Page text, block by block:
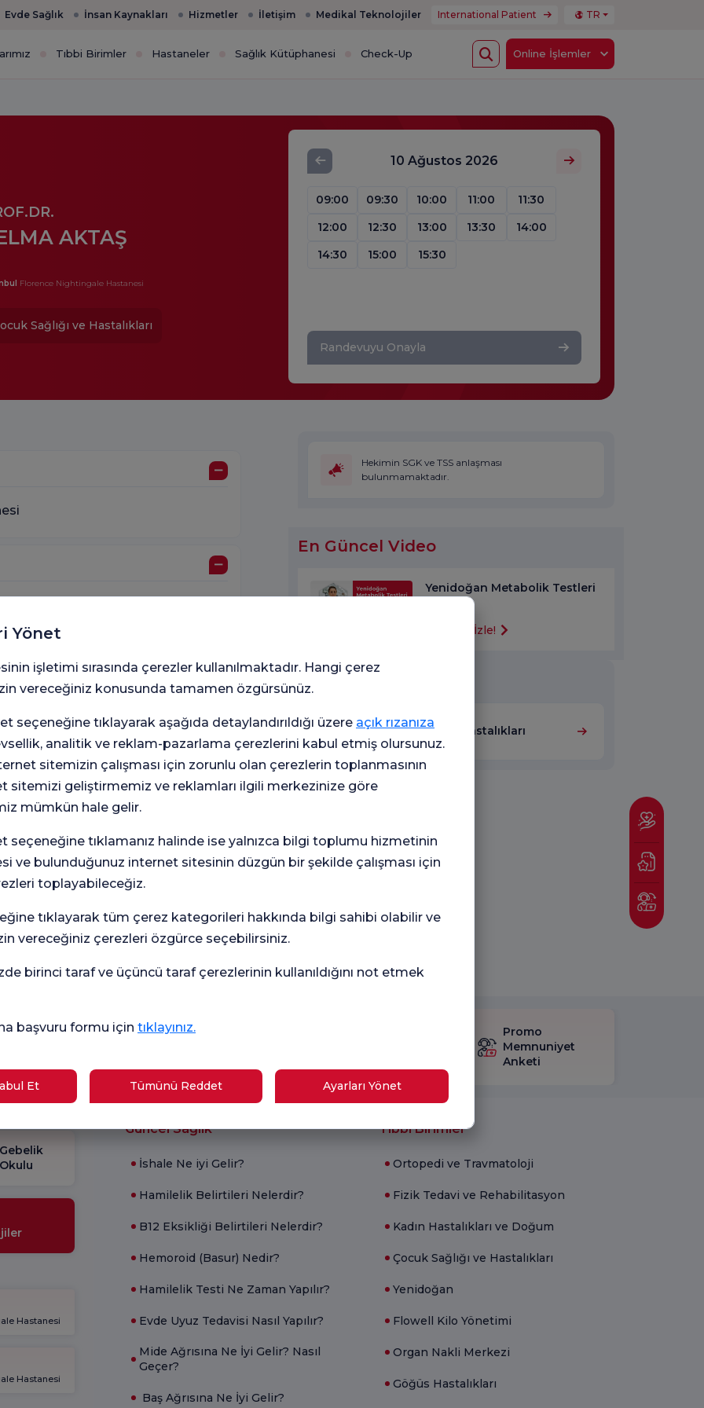
Evde Sağlık İnsan Kaynakları Hizmetler İletişim Medikal Teknolojiler International Patient TR
Tıbbi Birimler Hastaneler Sağlık Kütüphanesi Check-Up Online İşlemler
AKTAŞ
Florence Nightingale Hastanesi
Sağlığı ve Hastalıkları
10 Ağustos 2026
09:00 09:30 10:00 11:00
11:30
12:00
12:30 13:00 13:30
14:00
14:30
15:00 15:30
Randevuyu Onayla
Hastanesi Çocuk
Çocuk Sağlığı ve
Bilim Dalı
Hekimin SGK ve TSS anlaşması
bulunmamaktadır.
En Güncel Video
Yenidoğan Metabolik Testleri
Videoyu İzle!
Çalıştığı Tıbbi Birimler
Çocuk Sağlığı ve Hastalıkları
Gebelik
Okulu
Hastanesi
Hastanesi
Güncel Sağlık
İshale Ne iyi Gelir?
Hamilelik Belirtileri Nelerdir?
B12 Eksikliği Belirtileri Nelerdir?
Hemoroid (Basur) Nedir?
Hamilelik Testi Ne Zaman Yapılır?
Evde Uyuz Tedavisi Nasıl Yapılır?
Mide Ağrısına Ne İyi Gelir? Nasıl
Geçer?
Baş Ağrısına Ne İyi Gelir?
Tıbbi Birimler
Ortopedi ve Travmatoloji
Fizik Tedavi ve Rehabilitasyon
Kadın Hastalıkları ve Doğum
Çocuk Sağlığı ve Hastalıkları
Yenidoğan
Flowell Kilo Yönetimi
Organ Nakli Merkezi
Göğüs Hastalıkları
Genel
Promo
Memnuniyet
Anketi
Yönet
işletimi sırasında çerezler kullanılmaktadır. Hangi çerez
vereceğiniz konusunda tamamen özgürsünüz.
seçeneğine tıklayarak aşağıda detaylandırıldığı üzere açık rızanıza
analitik ve reklam-pazarlama çerezlerini kabul etmiş olursunuz.
sitemizin çalışması için zorunlu olan çerezlerin toplanmasının
sitemizi geliştirmemiz ve reklamları ilgili merkezinize göre
mümkün hale gelir.
seçeneğine tıklamanız halinde ise yalnızca bilgi toplumu hizmetinin
ve bulunduğunuz internet sitesinin düzgün bir şekilde çalışması için
toplayabileceğiz.
tıklayarak tüm çerez kategorileri hakkında bilgi sahibi olabilir ve
vereceğiniz çerezleri özgürce seçebilirsiniz.
birinci taraf ve üçüncü taraf çerezlerinin kullanıldığını not etmek
başvuru formu için tıklayınız.
Et Tümünü Reddet Ayarları Yönet